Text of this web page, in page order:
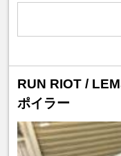
RUN RIOT /
ポイラー